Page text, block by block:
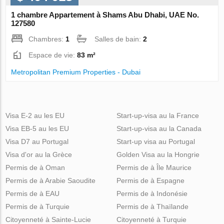
1 chambre Appartement à Shams Abu Dhabi, UAE No.
127580
Chambres: 1 Salles de bain:2
Espace de vie:83 m²
Metropolitan Premium Properties - Dubai
Visa E-2 au les EU
Visa EB-5 au les EU
Visa D7 au Portugal
Visa d'or au la Grèce
Start-up-visa au la France
Start-up-visa au la Canada
Start-up visa au Portugal
Golden Visa au la Hongrie
Permis de à Oman
Permis de à Arabie Saoudite
Permis de à EAU
Permis de à Turquie
Permis de à Île Maurice
Permis de à Espagne
Permis de à Indonésie
Permis de à Thaïlande
Citoyenneté à Sainte-Lucie
Citoyenneté à Turquie